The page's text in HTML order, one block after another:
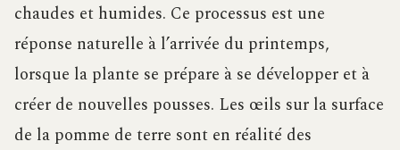
chaudes et humides. Ce processus est une
réponse naturelle à l’arrivée du printemps,
lorsque la plante se prépare à se développer et à
créer de nouvelles pousses. Les œils sur la surface
de la pomme de terre sont en réalité des